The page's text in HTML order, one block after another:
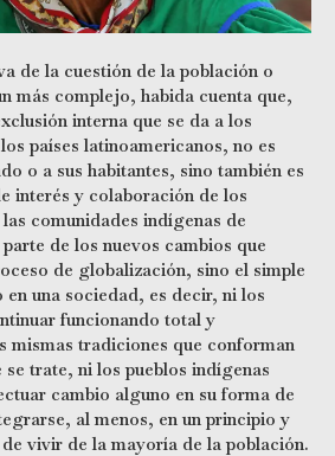
de la cuestión de la población o
más complejo, habida cuenta que,
interna que se da a los
países latinoamericanos, no es
o a sus habitantes, sino también es
interés y colaboración de los
comunidades indígenas de
de los nuevos cambios que
de globalización, sino el simple
una sociedad, es decir, ni los
funcionando total y
mismas tradiciones que conforman
se trate, ni los pueblos indígenas
cambio alguno en su forma de
al menos, en un principio y
vivir de la mayoría de la población.